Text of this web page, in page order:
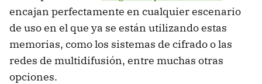
encajan perfectamente en cualquier escenario
de uso en el que ya se están utilizando estas
memorias, como los sistemas de cifrado o las
redes de multidifusión, entre muchas otras
opciones.